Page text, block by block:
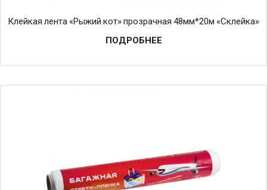
Клейкая лента «Рыжий кот» прозрачная 48мм*20м «Склейка»
ПОДРОБНЕЕ